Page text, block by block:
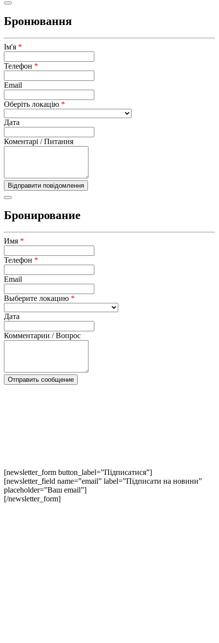
Бронювання
Ім'я *
Телефон *
Email
Оберіть локацію *
Дата
Коментарі / Питання
Бронирование
Имя *
Телефон *
Email
Выберите локацию *
Дата
Комментарии / Вопрос
[newsletter_form button_label=”Підписатися”]
[newsletter_field name=”email” label=”Підписати на новини”
placeholder=”Ваш email”]
[/newsletter_form]